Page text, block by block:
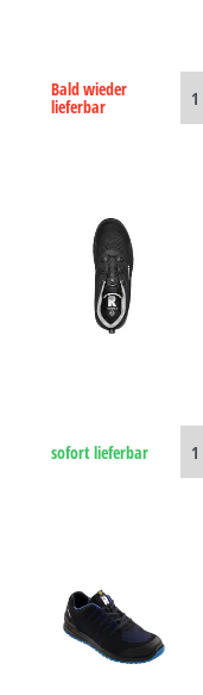
Bald wieder
lieferbar
sofort lieferbar